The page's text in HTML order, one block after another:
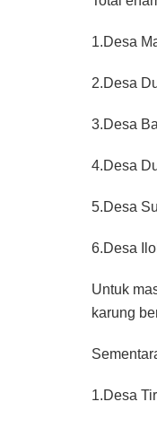
1.Desa
2.Desa
3.Desa
4.Desa
5.Desa
6.Desa
Untuk
karung
1.Desa